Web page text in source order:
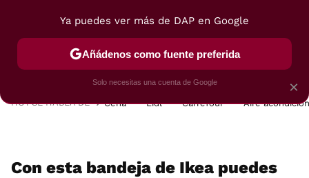
POSTRES VIAJES SELECCIÓN VEGUI
HOY SE HABLA DE Cena Lidl Carrefour Aire
Con esta bandeja de Ikea puedes
×
Ya puedes ver más de DAP en Google
Añádenos como fuente preferida
Solo necesitas una cuenta de Google